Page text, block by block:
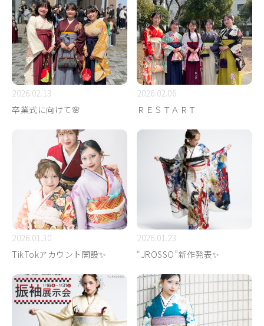
2026.02.13
卒業式に向けて🌸
2026.02.06
ＲＥＳＴＡＲＴ
2026.01.30
TikTokアカウント開設✨
2026.01.23
“JROSSO”新作発表✨